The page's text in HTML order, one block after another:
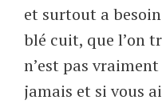
et surtout a
blé cuit, que l’on
n’est pas
jamais et si vous